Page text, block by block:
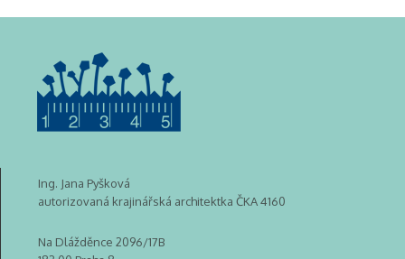
Ing. Jana Pyšková
autorizovaná krajinářská architektka ČKA 4160
Na Dlážděnce 2096/17B